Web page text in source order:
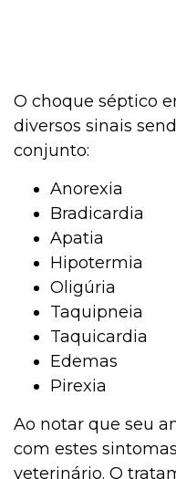
O choque séptico
diversos sinais
conjunto:
Anorexia
Bradicardia
Apatia
Hipotermia
Oligúria
Taquipneia
Taquicardia
Edemas
Pirexia
Ao notar que seu
com estes
veterinário. O